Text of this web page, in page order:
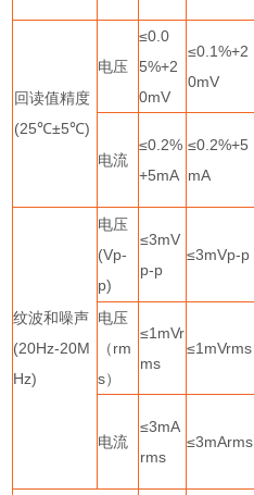
回读值精度
(25℃±5℃)
电压
≤0.0
5%+2
0mV
≤0.1%+2
0mV
电流
≤0.2%
+5mA
≤0.2%+5
mA
纹波和噪声
(20Hz-20M
Hz)
电压
(Vp-
p)
≤3mV
p-p
≤3mVp-p
电压
（rm
s）
≤1mVr
ms
≤1mVrms
电流
≤3mA
rms
≤3mArms